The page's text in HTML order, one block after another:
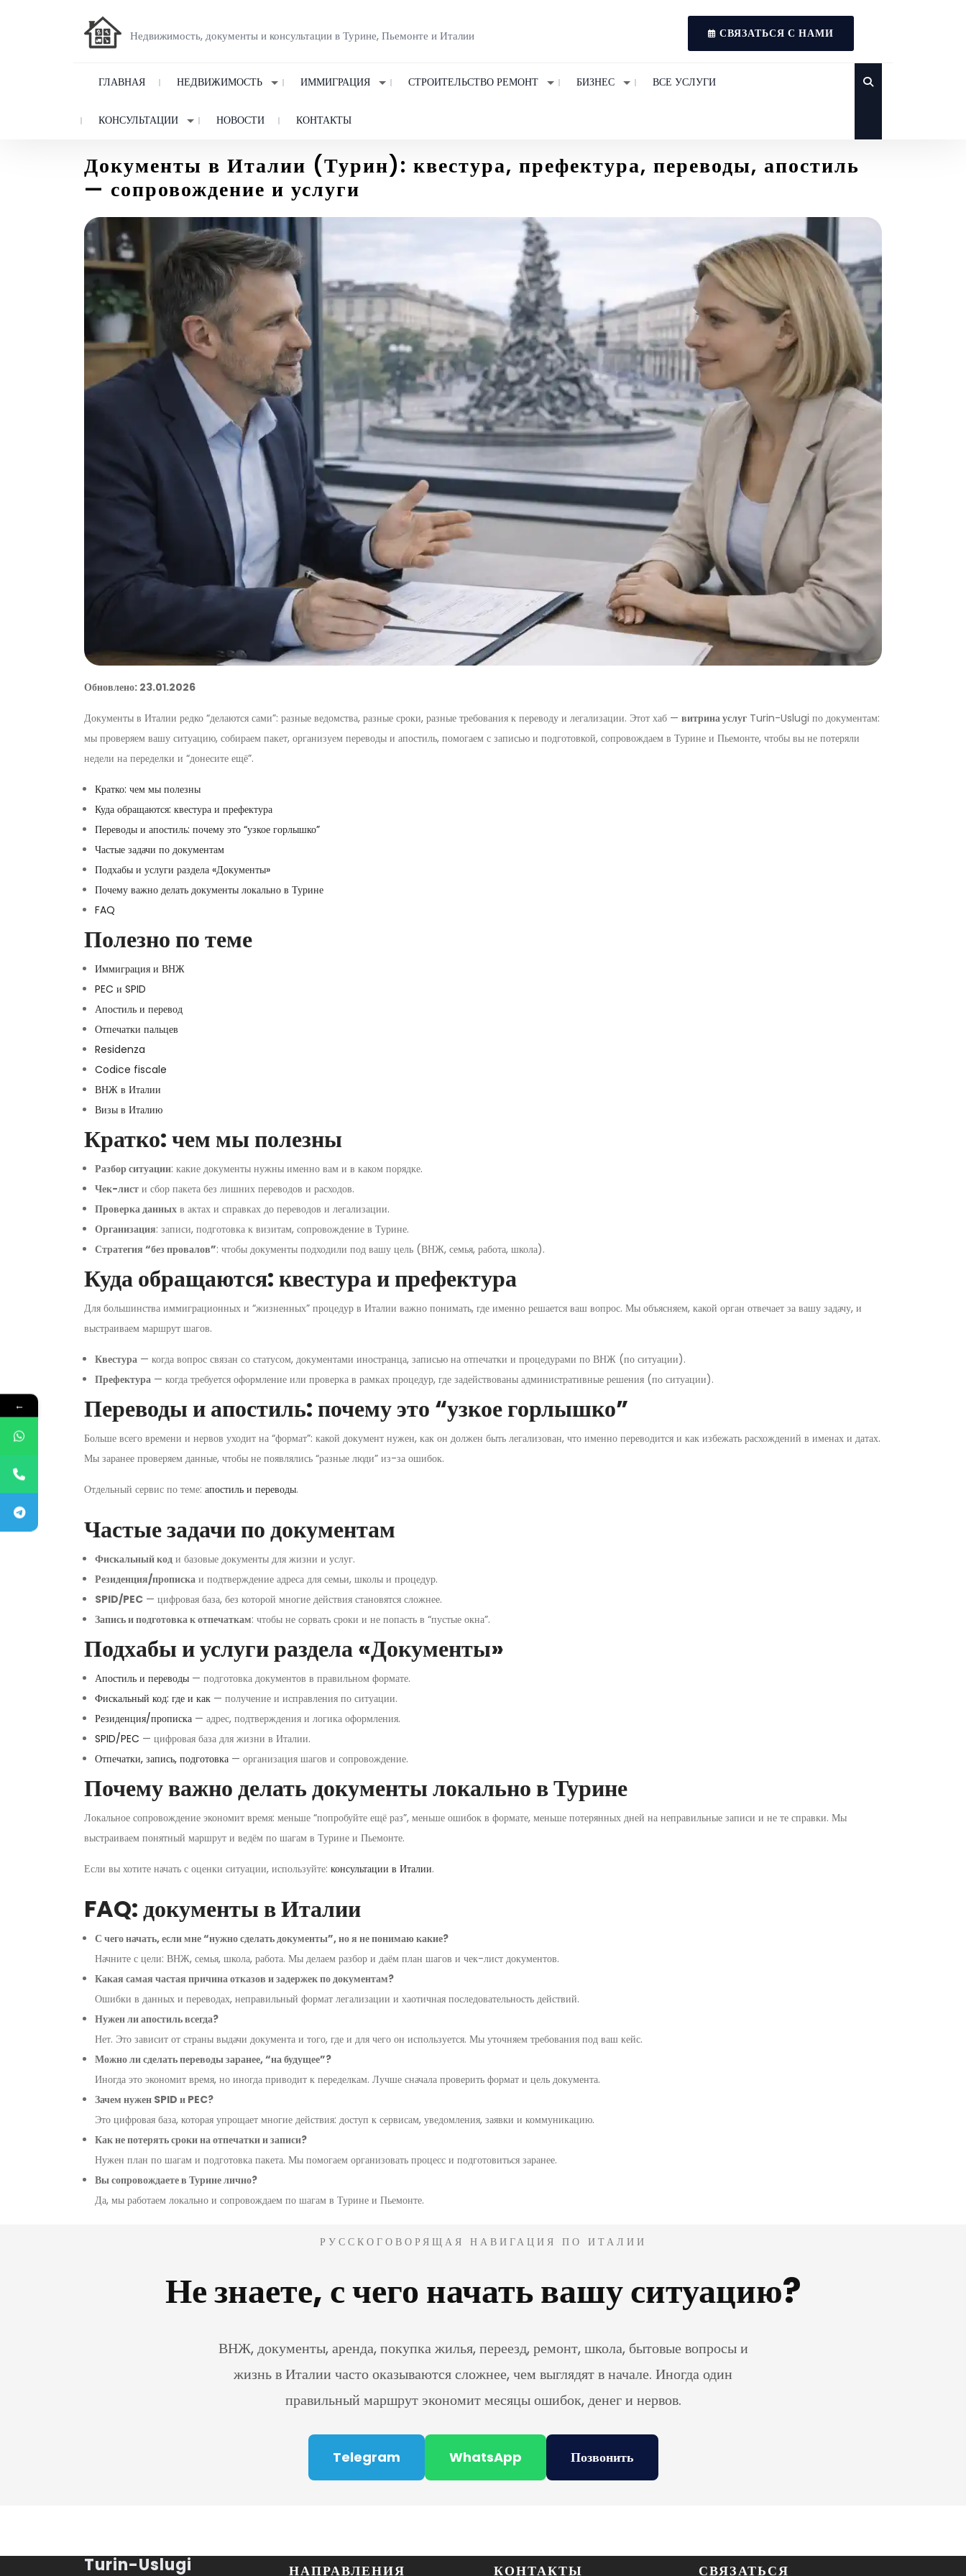
Недвижимость, документы и консультации в Турине, Пьемонте и Италии СВЯЗАТЬСЯ С НАМИ
ГЛАВНАЯ НЕДВИЖИМОСТЬ ИММИГРАЦИЯ СТРОИТЕЛЬСТВО РЕМОНТ БИЗНЕС ВСЕ УСЛУГИ
КОНСУЛЬТАЦИИ НОВОСТИ КОНТАКТЫ
Документы в Италии (Турин): квестура, префектура, переводы, апостиль
— сопровождение и услуги
Обновлено: 23.01.2026
Документы в Италии редко “делаются сами”: разные ведомства, разные сроки, разные требования к переводу и легализации. Этот хаб — витрина услуг Turin-Uslugi по документам:
мы проверяем вашу ситуацию, собираем пакет, организуем переводы и апостиль, помогаем с записью и подготовкой, сопровождаем в Турине и Пьемонте, чтобы вы не потеряли
недели на переделки и “донесите ещё”.
Кратко: чем мы полезны
Куда обращаются: квестура и префектура
Переводы и апостиль: почему это “узкое горлышко”
Частые задачи по документам
Подхабы и услуги раздела «Документы»
Почему важно делать документы локально в Турине
FAQ
Полезно по теме
Иммиграция и ВНЖ
PEC и SPID
Апостиль и перевод
Отпечатки пальцев
Residenza
Codice fiscale
ВНЖ в Италии
Визы в Италию
Кратко: чем мы полезны
Разбор ситуации: какие документы нужны именно вам и в каком порядке.
Чек-лист и сбор пакета без лишних переводов и расходов.
Проверка данных в актах и справках до переводов и легализации.
Организация: записи, подготовка к визитам, сопровождение в Турине.
Стратегия “без провалов”: чтобы документы подходили под вашу цель (ВНЖ, семья, работа, школа).
Куда обращаются: квестура и префектура
Для большинства иммиграционных и “жизненных” процедур в Италии важно понимать, где именно решается ваш вопрос. Мы объясняем, какой орган отвечает за вашу задачу, и
выстраиваем маршрут шагов.
Квестура — когда вопрос связан со статусом, документами иностранца, записью на отпечатки и процедурами по ВНЖ (по ситуации).
Префектура — когда требуется оформление или проверка в рамках процедур, где задействованы административные решения (по ситуации).
Переводы и апостиль: почему это “узкое горлышко”
Больше всего времени и нервов уходит на “формат”: какой документ нужен, как он должен быть легализован, что именно переводится и как избежать расхождений в именах и датах.
Мы заранее проверяем данные, чтобы не появлялись “разные люди” из-за ошибок.
Отдельный сервис по теме: апостиль и переводы.
Частые задачи по документам
Фискальный код и базовые документы для жизни и услуг.
Резиденция/прописка и подтверждение адреса для семьи, школы и процедур.
SPID/PEC — цифровая база, без которой многие действия становятся сложнее.
Запись и подготовка к отпечаткам: чтобы не сорвать сроки и не попасть в “пустые окна”.
Подхабы и услуги раздела «Документы»
Апостиль и переводы — подготовка документов в правильном формате.
Фискальный код: где и как — получение и исправления по ситуации.
Резиденция/прописка — адрес, подтверждения и логика оформления.
SPID/PEC — цифровая база для жизни в Италии.
Отпечатки, запись, подготовка — организация шагов и сопровождение.
Почему важно делать документы локально в Турине
Локальное сопровождение экономит время: меньше “попробуйте ещё раз”, меньше ошибок в формате, меньше потерянных дней на неправильные записи и не те справки. Мы
выстраиваем понятный маршрут и ведём по шагам в Турине и Пьемонте.
Если вы хотите начать с оценки ситуации, используйте: консультации в Италии.
FAQ: документы в Италии
С чего начать, если мне “нужно сделать документы”, но я не понимаю какие?
Начните с цели: ВНЖ, семья, школа, работа. Мы делаем разбор и даём план шагов и чек-лист документов.
Какая самая частая причина отказов и задержек по документам?
Ошибки в данных и переводах, неправильный формат легализации и хаотичная последовательность действий.
Нужен ли апостиль всегда?
Нет. Это зависит от страны выдачи документа и того, где и для чего он используется. Мы уточняем требования под ваш кейс.
Можно ли сделать переводы заранее, “на будущее”?
Иногда это экономит время, но иногда приводит к переделкам. Лучше сначала проверить формат и цель документа.
Зачем нужен SPID и PEC?
Это цифровая база, которая упрощает многие действия: доступ к сервисам, уведомления, заявки и коммуникацию.
Как не потерять сроки на отпечатки и записи?
Нужен план по шагам и подготовка пакета. Мы помогаем организовать процесс и подготовиться заранее.
Вы сопровождаете в Турине лично?
Да, мы работаем локально и сопровождаем по шагам в Турине и Пьемонте.
РУССКОГОВОРЯЩАЯ НАВИГАЦИЯ ПО ИТАЛИИ
Не знаете, с чего начать вашу ситуацию?
ВНЖ, документы, аренда, покупка жилья, переезд, ремонт, школа, бытовые вопросы и
жизнь в Италии часто оказываются сложнее, чем выглядят в начале. Иногда один
правильный маршрут экономит месяцы ошибок, денег и нервов.
Telegram WhatsApp Позвонить
Turin-Uslugi НАПРАВЛЕНИЯ КОНТАКТЫ СВЯЗАТЬСЯ
←